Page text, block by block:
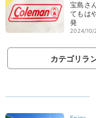
宝島さ
てもは
発
2024/10/
カテゴリラ